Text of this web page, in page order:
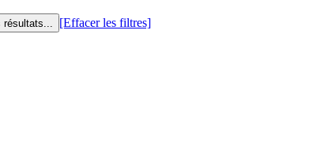
[Effacer les filtres]